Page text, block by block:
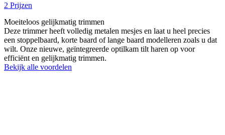
2 Prijzen
Moeiteloos gelijkmatig trimmen
Deze trimmer heeft volledig metalen mesjes en laat u heel precies
een stoppelbaard, korte baard of lange baard modelleren zoals u dat
wilt. Onze nieuwe, geïntegreerde optilkam tilt haren op voor
efficiënt en gelijkmatig trimmen.
Bekijk alle voordelen